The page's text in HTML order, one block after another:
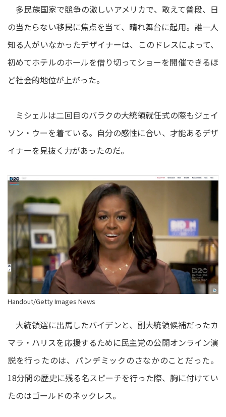
多民族国家で競争の激しいアメリカで、敢えて普段、日
の当たらない移民に焦点を当て、晴れ舞台に起用。誰一人
知る人がいなかったデザイナーは、このドレスによって、
初めてホテルのホールを借り切ってショーを開催できるほ
ど社会的地位が上がった。
ミシェルは二回目のバラクの大統領就任式の際もジェイ
ソン・ウーを着ている。自分の感性に合い、才能あるデザ
イナーを見抜く力があったのだ。
Handout/Getty Images News
大統領選に出馬したバイデンと、副大統領候補だったカ
マラ・ハリスを応援するために民主党の公開オンライン演
説を行ったのは、パンデミックのさなかのことだった。
18分間の歴史に残る名スピーチを行った際、胸に付けてい
たのはゴールドのネックレス。